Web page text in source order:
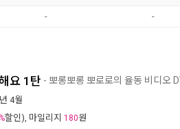
- -
요 1탄 - 뽀롱뽀롱 뽀로로의 율동 비디오
4월
할인), 마일리지 180원